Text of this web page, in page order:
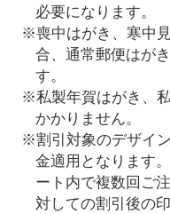
必要になります。
※喪中はがき、寒中
合、通常郵便はが
す。
※私製年賀はがき、
かかりません。
※割引対象のデザイ
金適用となります
ート内で複数回ご
対しての割引後の